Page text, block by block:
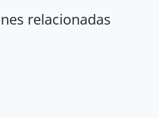
relacionadas